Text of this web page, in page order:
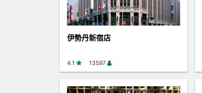
伊勢丹新宿店
4.1 13597